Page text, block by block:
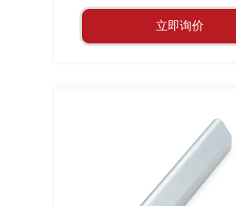
立即询价